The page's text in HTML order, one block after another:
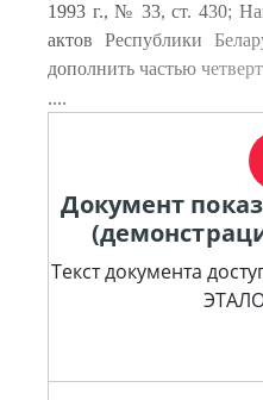
1993 г., № 33, ст. 430;
актов Республики
дополнить частью
....
Документ
Текст документа